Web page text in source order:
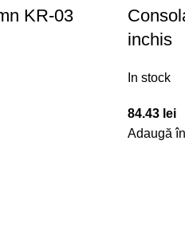
KR-03
inchis
In stock
84.43 lei
Adaugă